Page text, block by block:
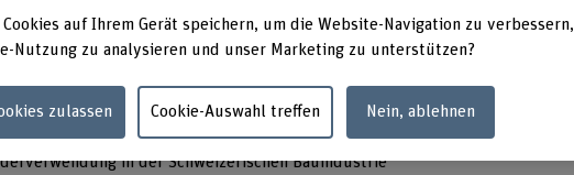
New Venture Creation
in der Schweizerischen Bauindustrie
Cookies auf Ihrem Gerät speichern, um die Website-Navigation zu verbessern,
Nutzung zu analysieren und unser Marketing zu unterstützen?
zulassen Cookie-Auswahl treffen Nein, ablehnen